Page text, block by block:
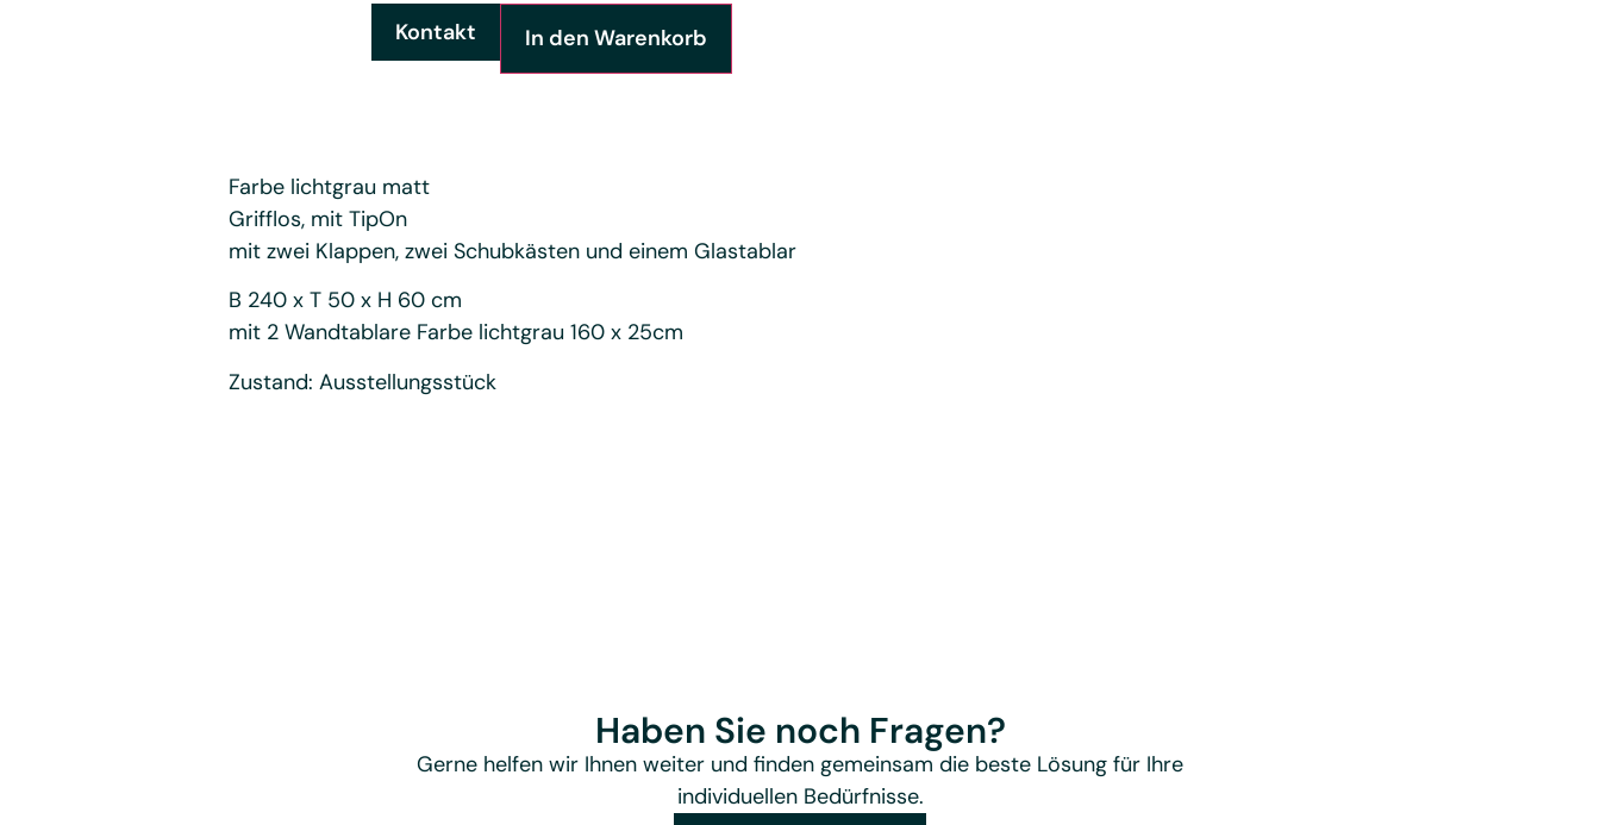
Kontakt In den Warenkorb
Farbe lichtgrau matt
Grifflos, mit TipOn
mit zwei Klappen, zwei Schubkästen und einem Glastablar
B 240 x T 50 x H 60 cm
mit 2 Wandtablare Farbe lichtgrau 160 x 25cm
Zustand: Ausstellungsstück
Haben Sie noch Fragen?
Gerne helfen wir Ihnen weiter und finden gemeinsam die beste Lösung für Ihre
individuellen Bedürfnisse.